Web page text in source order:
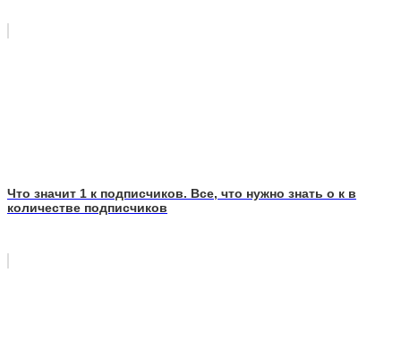
Что значит 1 к подписчиков. Все, что нужно знать о к в
количестве подписчиков